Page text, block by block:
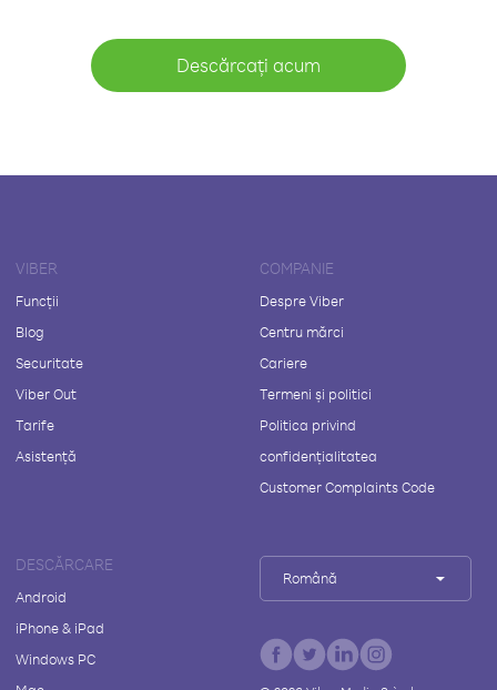
Descărcați acum
VIBER
Funcții
Blog
Securitate
Viber Out
Tarife
Asistență
COMPANIE
Despre Viber
Centru mărci
Cariere
Termeni și politici
Politica privind
confidențialitatea
Customer Complaints Code
DESCĂRCARE
Android
iPhone & iPad
Windows PC
Română